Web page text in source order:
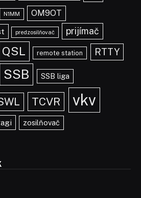
N1MM
OM9OT
predzosilňovač prijímač
QSL remote station RTTY
SSB SSB liga
TCVR vkv
zosilňovač